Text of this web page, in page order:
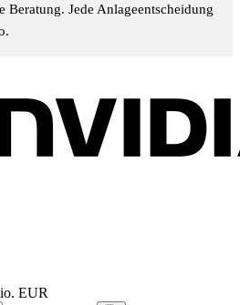
Jede Anlageentscheidung
EUR